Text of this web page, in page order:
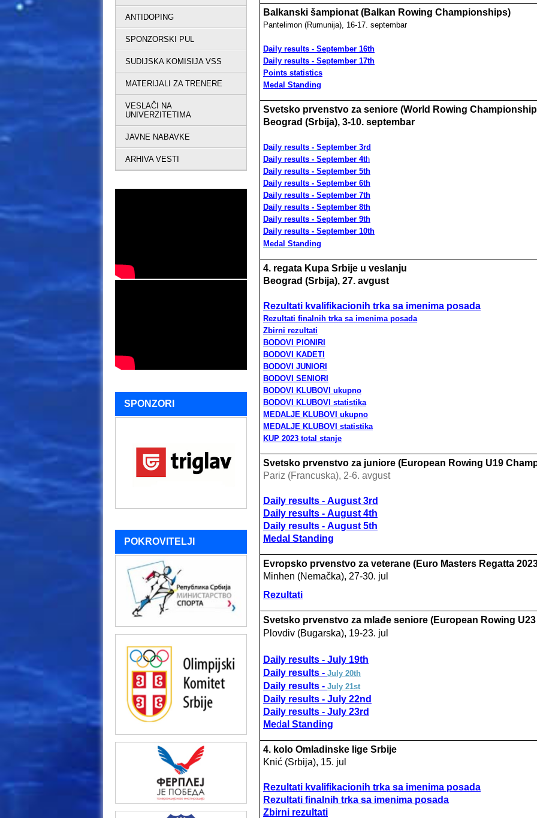
Balkanski šampionat (Balkan Rowing Championships)
Pantelimon (Rumunija), 16-17. septembar
Daily results - September 16th
Daily results - September 17th
Points statistics
Medal Standing
Svetsko prvenstvo za seniore (World Rowing
Beograd (Srbija), 3-10. septembar
Daily results - September 3rd
Daily results - September 4th
Daily results - September 5th
Daily results - September 6th
Daily results - September 7th
Daily results - September 8th
Daily results - September 9th
Daily results - September 10th
Medal Standing
4. regata Kupa Srbije u veslanju
Beograd (Srbija), 27. avgust
Rezultati kvalifikacionih trka sa imenima posada
Rezultati finalnih trka sa imenima posada
Zbirni rezultati
BODOVI PIONIRI
BODOVI KADETI
BODOVI JUNIORI
BODOVI SENIORI
BODOVI KLUBOVI ukupno
BODOVI KLUBOVI statistika
MEDALJE KLUBOVI ukupno
MEDALJE KLUBOVI statistika
KUP 2023 total stanje
Svetsko prvenstvo za juniore (European Rowing U19
Pariz (Francuska), 2-6. avgust
Daily results - August 3rd
Daily results - August 4th
Daily results - August 5th
Medal Standing
Evropsko prvenstvo za veterane (Euro Masters Regatta
Minhen (Nemačka), 27-30. jul
Rezultati
Svetsko prvenstvo za mlađe seniore (European Rowing
Plovdiv (Bugarska), 19-23. jul
Daily results - July 19th
Daily results - July 20th
Daily results - July 21st
Daily results - July 22nd
Daily results - July 23rd
Medal Standing
4. kolo Omladinske lige Srbije
Knić (Srbija), 15. jul
Rezultati kvalifikacionih trka sa imenima posada
Rezultati finalnih trka sa imenima posada
Zbirni rezultati
ANTIDOPING
SPONZORSKI PUL
SUDIJSKA KOMISIJA VSS
MATERIJALI ZA TRENERE
VESLAČI NA
UNIVERZITETIMA
JAVNE NABAVKE
ARHIVA VESTI
SPONZORI
POKROVITELJI